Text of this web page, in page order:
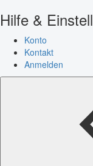
Hilfe &
Konto
Kontakt
Anmelden